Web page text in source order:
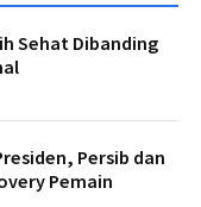
Sehat Dibanding
Persib dan
Pemain